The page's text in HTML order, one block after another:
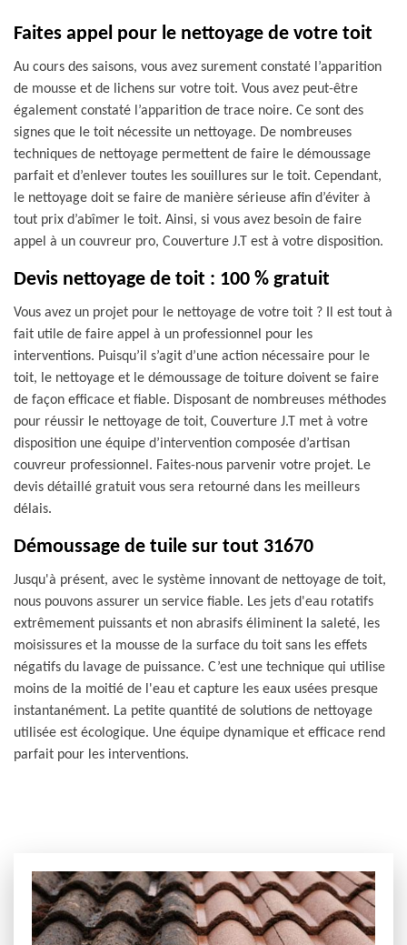
Faites appel pour le nettoyage de votre toit
Au cours des saisons, vous avez surement constaté l’apparition
de mousse et de lichens sur votre toit. Vous avez peut-être
également constaté l’apparition de trace noire. Ce sont des
signes que le toit nécessite un nettoyage. De nombreuses
techniques de nettoyage permettent de faire le démoussage
parfait et d’enlever toutes les souillures sur le toit. Cependant,
le nettoyage doit se faire de manière sérieuse afin d’éviter à
tout prix d’abîmer le toit. Ainsi, si vous avez besoin de faire
appel à un couvreur pro, Couverture J.T est à votre disposition.
Devis nettoyage de toit : 100 % gratuit
Vous avez un projet pour le nettoyage de votre toit ? Il est tout à
fait utile de faire appel à un professionnel pour les
interventions. Puisqu’il s’agit d’une action nécessaire pour le
toit, le nettoyage et le démoussage de toiture doivent se faire
de façon efficace et fiable. Disposant de nombreuses méthodes
pour réussir le nettoyage de toit, Couverture J.T met à votre
disposition une équipe d’intervention composée d’artisan
couvreur professionnel. Faites-nous parvenir votre projet. Le
devis détaillé gratuit vous sera retourné dans les meilleurs
délais.
Démoussage de tuile sur tout 31670
Jusqu'à présent, avec le système innovant de nettoyage de toit,
nous pouvons assurer un service fiable. Les jets d'eau rotatifs
extrêmement puissants et non abrasifs éliminent la saleté, les
moisissures et la mousse de la surface du toit sans les effets
négatifs du lavage de puissance. C’est une technique qui utilise
moins de la moitié de l'eau et capture les eaux usées presque
instantanément. La petite quantité de solutions de nettoyage
utilisée est écologique. Une équipe dynamique et efficace rend
parfait pour les interventions.